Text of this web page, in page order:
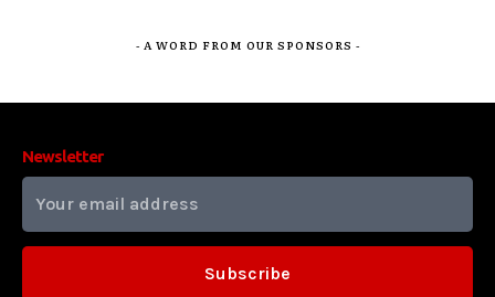
- A WORD FROM OUR SPONSORS -
Newsletter
Subscribe